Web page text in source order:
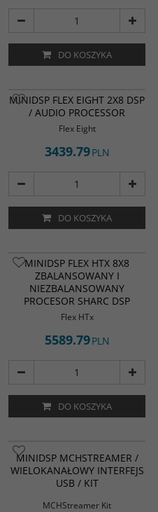
DO KOSZYKA
MINIDSP FLEX EIGHT 2X8 DSP
/ AUDIO PROCESSOR
Flex Eight
3439.79PLN
DO KOSZYKA
MINIDSP FLEX HTX 8X8
ZBALANSOWANY I
NIEZBALANSOWANY
PROCESOR SHARC DSP
Flex HTx
5589.79PLN
DO KOSZYKA
MINIDSP MCHSTREAMER /
WIELOKANAŁOWY INTERFEJS
USB / KIT
MCHStreamer Kit